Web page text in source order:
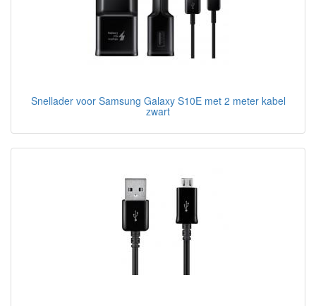
Snellader voor Samsung Galaxy S10E met 2 meter kabel
zwart